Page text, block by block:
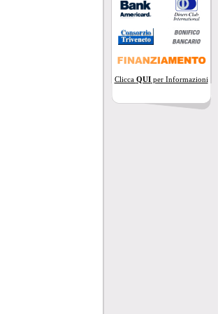
Clicca QUIper Informazioni